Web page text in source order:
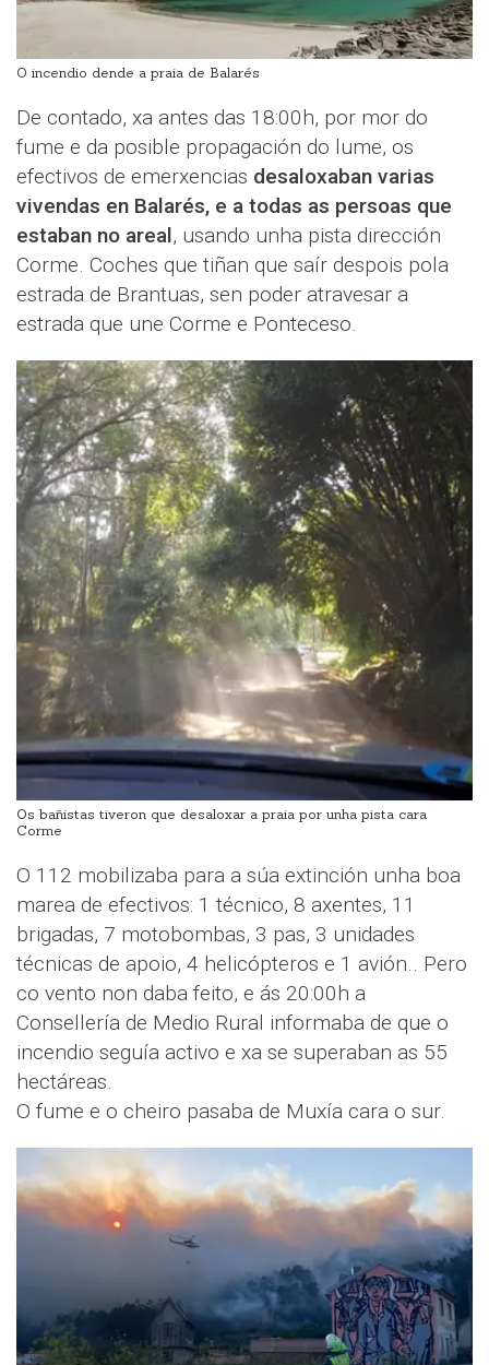
O incendio dende a praia de Balarés
De contado, xa antes das 18:00h, por mor do
fume e da posible propagación do lume, os
efectivos de emerxencias desaloxaban varias
vivendas en Balarés, e a todas as persoas que
estaban no areal, usando unha pista dirección
Corme. Coches que tiñan que saír despois pola
estrada de Brantuas, sen poder atravesar a
estrada que une Corme e Ponteceso.
Os bañistas tiveron que desaloxar a praia por unha pista cara
Corme
O 112 mobilizaba para a súa extinción unha boa
marea de efectivos: 1 técnico, 8 axentes, 11
brigadas, 7 motobombas, 3 pas, 3 unidades
técnicas de apoio, 4 helicópteros e 1 avión.. Pero
co vento non daba feito, e ás 20:00h a
Consellería de Medio Rural informaba de que o
incendio seguía activo e xa se superaban as 55
hectáreas.
O fume e o cheiro pasaba de Muxía cara o sur.